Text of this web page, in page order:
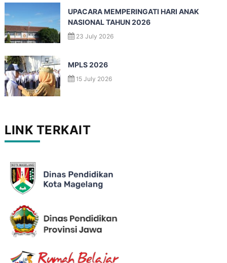
UPACARA MEMPERINGATI HARI ANAK
NASIONAL TAHUN 2026
23 July 2026
MPLS 2026
15 July 2026
LINK TERKAIT